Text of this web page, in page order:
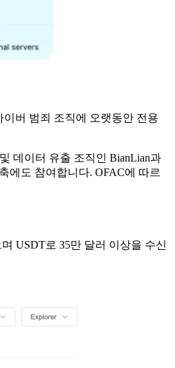
버 범죄 조직에 오랫동안 전용
데이터 유출 조직인 BianLian과
에도 참여합니다. OFAC에 따르
USDT로 35만 달러 이상을 수신